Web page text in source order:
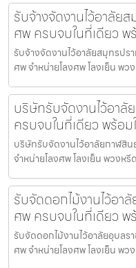
รับจ้างจัดงานไว้อาลัย
ศพ ครบจบในที่เดียว พ
รับจ้างจัดงานไว้อาลัยสมุทรป
ศพ จำหน่ายโลงศพ โลงเย็น พ
บริษัทรับจัดงานไว้อา
ครบจบในที่เดียว พร้อ
บริษัทรับจัดงานไว้อาลัยกาฬสิ
จำหน่ายโลงศพ โลงเย็น พวงห
รับจัดดอกไม้งานไว้อา
ศพ ครบจบในที่เดียว พ
รับจัดดอกไม้งานไว้อาลัยอุบล
ศพ จำหน่ายโลงศพ โลงเย็น พ